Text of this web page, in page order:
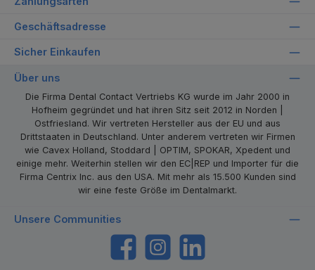
Geschäftsadresse
Sicher Einkaufen
Über uns
Die Firma Dental Contact Vertriebs KG wurde im Jahr 2000 in
Hofheim gegründet und hat ihren Sitz seit 2012 in Norden |
Ostfriesland. Wir vertreten Hersteller aus der EU und aus
Drittstaaten in Deutschland. Unter anderem vertreten wir Firmen
wie Cavex Holland, Stoddard | OPTIM, SPOKAR, Xpedent und
einige mehr. Weiterhin stellen wir den EC|REP und Importer für die
Firma Centrix Inc. aus den USA. Mit mehr als 15.500 Kunden sind
wir eine feste Größe im Dentalmarkt.
Unsere Communities
https://www.facebook.com/dentalcontact
Instagram